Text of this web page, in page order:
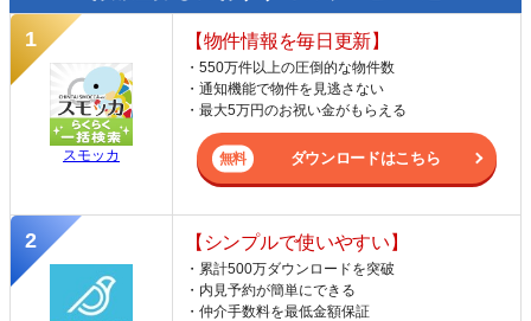
スモッカ
【物件情報を毎日更新】
・550万件以上の圧倒的な物件数
・通知機能で物件を見逃さない
・最大5万円のお祝い金がもらえる
ダウンロードはこちら
【シンプルで使いやすい】
・累計500万ダウンロードを突破
・内見予約が簡単にできる
・仲介手数料を最低金額保証